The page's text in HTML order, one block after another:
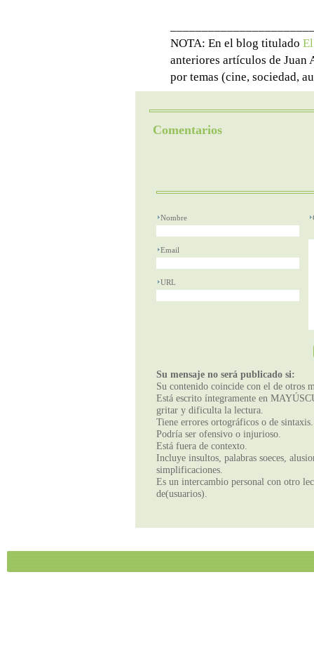
NOTA: En el blog titulado
anteriores artículos de Juan
por temas (cine, sociedad,
Comentarios
Nombre
Email
URL
Su mensaje no será publicado si:
Su contenido coincide con el de otros
Está escrito íntegramente en
gritar y dificulta la lectura.
Tiene errores ortográficos o de sintaxis.
Podría ser ofensivo o injurioso.
Está fuera de contexto.
Incluye insultos, palabras soeces,
simplificaciones.
Es un intercambio personal con otro
de(usuarios).